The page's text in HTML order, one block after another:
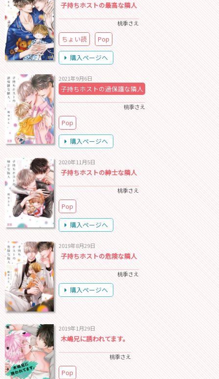
子持ちホストの最高な隣人
桃季さえ
ちょい読
Pop
購入ページへ
2021年9月6日
子持ちホストの過保護な隣人
桃季さえ
Pop
購入ページへ
2020年11月5日
子持ちホストの紳士な隣人
桃季さえ
Pop
購入ページへ
2019年8月29日
子持ちホストの危険な隣人
桃季さえ
購入ページへ
2019年1月29日
木嶋兄に誘われてます。
桃季さえ
Pop